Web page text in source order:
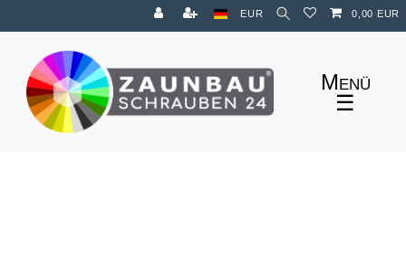
EUR 0,00 EUR
☰